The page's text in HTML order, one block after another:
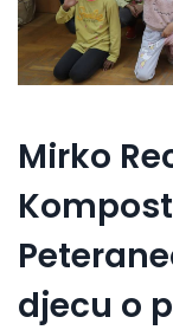
Mirko
djecu o